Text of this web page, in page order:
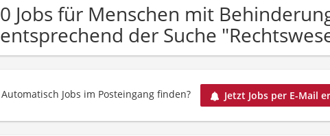
0 Jobs für Menschen mit
entsprechend der Suche
Automatisch Jobs im Posteingang finden? Jetzt Jobs per E-Mail